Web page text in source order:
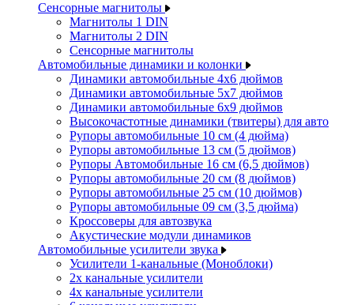
Сенсорные магнитолы
Магнитолы 1 DIN
Магнитолы 2 DIN
Сенсорные магнитолы
Автомобильные динамики и колонки
Динамики автомобильные 4x6 дюймов
Динамики автомобильные 5x7 дюймов
Динамики автомобильные 6x9 дюймов
Высокочастотные динамики (твитеры) для авто
Рупоры автомобильные 10 см (4 дюйма)
Рупоры автомобильные 13 см (5 дюймов)
Рупоры Автомобильные 16 см (6,5 дюймов)
Рупоры автомобильные 20 см (8 дюймов)
Рупоры автомобильные 25 см (10 дюймов)
Рупоры автомобильные 09 см (3,5 дюйма)
Кроссоверы для автозвука
Акустические модули динамиков
Автомобильные усилители звука
Усилители 1-канальные (Моноблоки)
2х канальные усилители
4х канальные усилители